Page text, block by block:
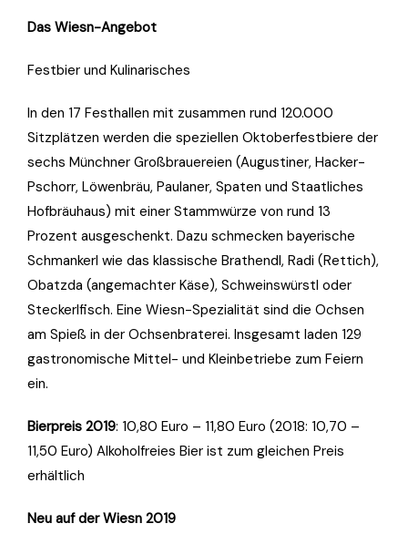
Das Wiesn-Angebot
Festbier und Kulinarisches
In den 17 Festhallen mit zusammen rund 120.000
Sitzplätzen werden die speziellen Oktoberfestbiere der
sechs Münchner Großbrauereien (Augustiner, Hacker-
Pschorr, Löwenbräu, Paulaner, Spaten und Staatliches
Hofbräuhaus) mit einer Stammwürze von rund 13
Prozent ausgeschenkt. Dazu schmecken bayerische
Schmankerl wie das klassische Brathendl, Radi (Rettich),
Obatzda (angemachter Käse), Schweinswürstl oder
Steckerlfisch. Eine Wiesn-Spezialität sind die Ochsen
am Spieß in der Ochsenbraterei. Insgesamt laden 129
gastronomische Mittel- und Kleinbetriebe zum Feiern
ein.
Bierpreis 2019: 10,80 Euro – 11,80 Euro (2018: 10,70 –
11,50 Euro) Alkoholfreies Bier ist zum gleichen Preis
erhältlich
Neu auf der Wiesn 2019